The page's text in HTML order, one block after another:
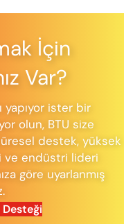
İçin
Var?
yapıyor ister bir
olun, BTU size
destek, yüksek
ve endüstri lideri
göre uyarlanmış